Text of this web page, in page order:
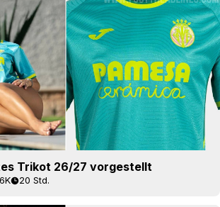
Trikot 26/27 vorgestellt
20 Std.